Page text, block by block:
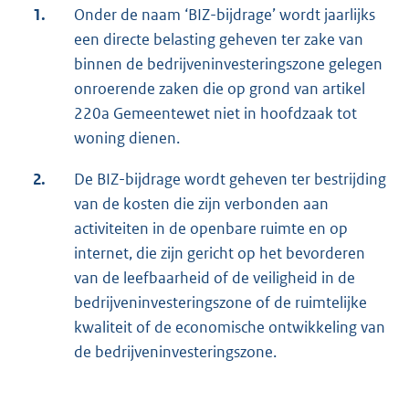
1.
Onder de naam ‘BIZ-bijdrage’ wordt jaarlijks
een directe belasting geheven ter zake van
binnen de bedrijveninvesteringszone gelegen
onroerende zaken die op grond van artikel
220a Gemeentewet niet in hoofdzaak tot
woning dienen.
2.
De BIZ-bijdrage wordt geheven ter bestrijding
van de kosten die zijn verbonden aan
activiteiten in de openbare ruimte en op
internet, die zijn gericht op het bevorderen
van de leefbaarheid of de veiligheid in de
bedrijveninvesteringszone of de ruimtelijke
kwaliteit of de economische ontwikkeling van
de bedrijveninvesteringszone.